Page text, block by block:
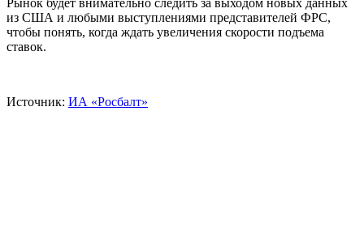
Рынок будет внимательно следить за выходом новых данных
из США и любыми выступлениями представителей ФРС,
чтобы понять, когда ждать увеличения скорости подъема
ставок.
Источник: ИА «Росбалт»